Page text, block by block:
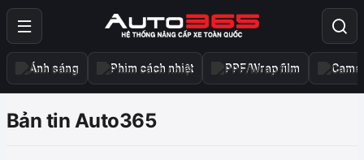
Ánh sáng Phim cách nhiệt PPF/Wrap film
Bản tin Auto365